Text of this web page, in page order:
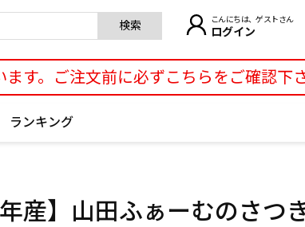
検索 こんにちは、ゲストさん
ログイン
す。ご注文前に必ずこちらをご確認下さ
ランキング
年産】山田ふぁーむのさつ